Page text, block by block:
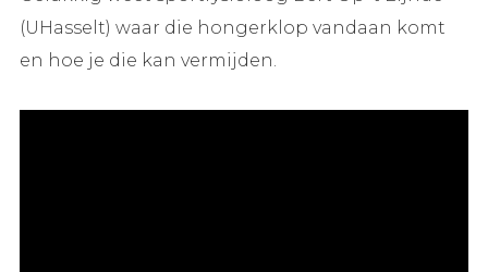
(UHasselt) waar die hongerklop vandaan komt
en hoe je die kan vermijden.